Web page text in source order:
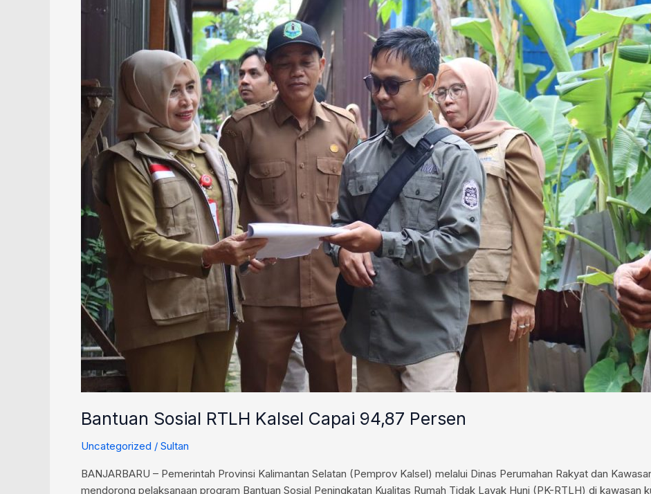
Bantuan Sosial RTLH Kalsel Capai 94,87 Persen
Uncategorized / Sultan
BANJARBARU – Pemerintah Provinsi Kalimantan Selatan (Pemprov Kalsel) melalui Dinas Perumahan Rakyat dan
mendorong pelaksanaan program Bantuan Sosial Peningkatan Kualitas Rumah Tidak Layak Huni (PK-RTLH) di kawasan
94,87